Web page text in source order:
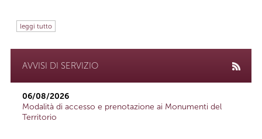
leggi tutto
AVVISI DI SERVIZIO
06/08/2026
Modalità di accesso e prenotazione ai Monumenti del
Territorio